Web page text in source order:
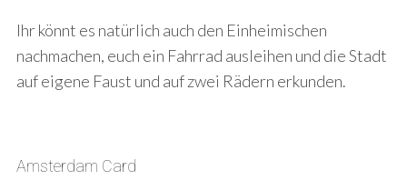
Ihr könnt es natürlich auch den Einheimischen
nachmachen, euch ein Fahrrad ausleihen und die Stadt
auf eigene Faust und auf zwei Rädern erkunden.
Amsterdam Card